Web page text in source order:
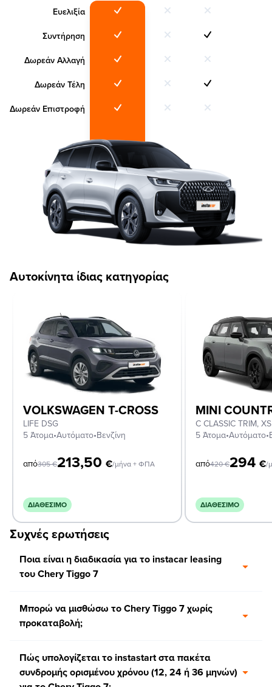
Ευελιξία
Συντήρηση
Δωρεάν Αλλαγή
Δωρεάν Τέλη
Δωρεάν Επιστροφή
Αυτοκίνητα ίδιας κατηγορίας
VOLKSWAGEN T-CROSS
LIFE DSG
5 Άτομα•Αυτόματο•Βενζίνη
από305€213,50 €/μήνα + ΦΠΑ
ΔΙΑΘΈΣΙΜΟ
MINI
5 Άτομα•Αυτόματο•
από420€294 €/
ΔΙΑΘΈΣΙΜΟ
Συχνές ερωτήσεις
Ποια είναι η διαδικασία για το instacar leasing
του Chery Tiggo 7
Μπορώ να μισθώσω το Chery Tiggo 7 χωρίς
προκαταβολή;
Πώς υπολογίζεται το instastart στα πακέτα
συνδρομής ορισμένου χρόνου (12, 24 ή 36 μηνών)